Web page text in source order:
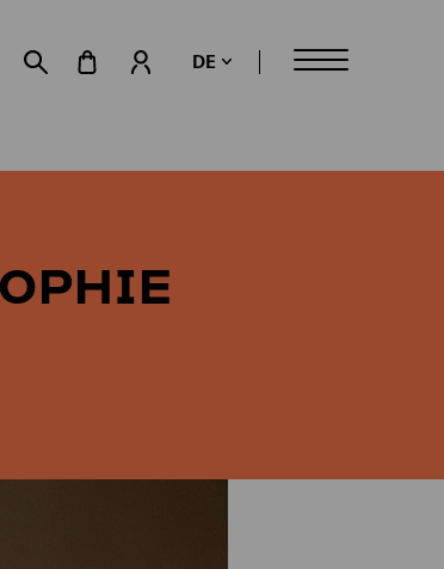
Suche öffnenMein Konto
DE